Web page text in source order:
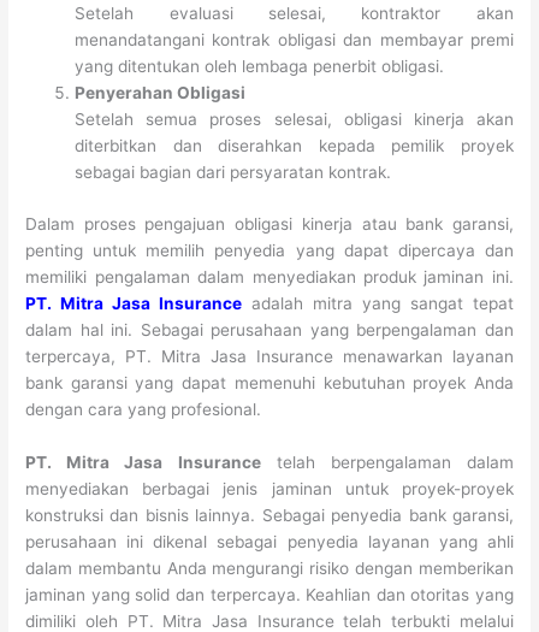
Setelah evaluasi selesai, kontraktor akan
menandatangani kontrak obligasi dan membayar premi
yang ditentukan oleh lembaga penerbit obligasi.
Penyerahan Obligasi
Setelah semua proses selesai, obligasi kinerja akan
diterbitkan dan diserahkan kepada pemilik proyek
sebagai bagian dari persyaratan kontrak.
Dalam proses pengajuan obligasi kinerja atau bank garansi,
penting untuk memilih penyedia yang dapat dipercaya dan
memiliki pengalaman dalam menyediakan produk jaminan ini.
PT. Mitra Jasa Insurance adalah mitra yang sangat tepat
dalam hal ini. Sebagai perusahaan yang berpengalaman dan
terpercaya, PT. Mitra Jasa Insurance menawarkan layanan
bank garansi yang dapat memenuhi kebutuhan proyek Anda
dengan cara yang profesional.
PT. Mitra Jasa Insurancetelah berpengalaman dalam
menyediakan berbagai jenis jaminan untuk proyek-proyek
konstruksi dan bisnis lainnya. Sebagai penyedia bank garansi,
perusahaan ini dikenal sebagai penyedia layanan yang ahli
dalam membantu Anda mengurangi risiko dengan memberikan
jaminan yang solid dan terpercaya. Keahlian dan otoritas yang
dimiliki oleh PT. Mitra Jasa Insurance telah terbukti melalui